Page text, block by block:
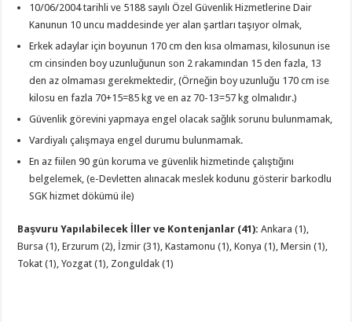
10/06/2004 tarihli ve 5188 sayılı Özel Güvenlik Hizmetlerine Dair
Kanunun 10 uncu maddesinde yer alan şartları taşıyor olmak,
Erkek adaylar için boyunun 170 cm den kısa olmaması, kilosunun ise
cm cinsinden boy uzunluğunun son 2 rakamından 15 den fazla, 13
den az olmaması gerekmektedir, (Örneğin boy uzunluğu 170 cm ise
kilosu en fazla 70+15=85 kg ve en az 70-13=57 kg olmalıdır.)
Güvenlik görevini yapmaya engel olacak sağlık sorunu bulunmamak,
Vardiyalı çalışmaya engel durumu bulunmamak.
En az fiilen 90 gün koruma ve güvenlik hizmetinde çalıştığını
belgelemek, (e-Devletten alınacak meslek kodunu gösterir barkodlu
SGK hizmet dökümü ile)
Başvuru Yapılabilecek İller ve Kontenjanlar (41):Ankara (1),
Bursa (1), Erzurum (2), İzmir (31), Kastamonu (1), Konya (1), Mersin (1),
Tokat (1), Yozgat (1), Zonguldak (1)